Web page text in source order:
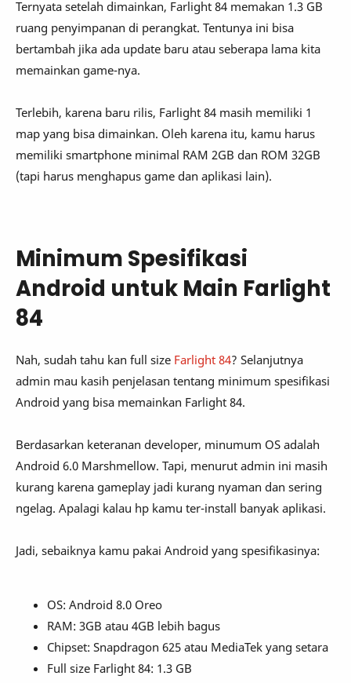
Ternyata setelah dimainkan, Farlight 84 memakan 1.3 GB
ruang penyimpanan di perangkat. Tentunya ini bisa
bertambah jika ada update baru atau seberapa lama kita
memainkan game-nya.
Terlebih, karena baru rilis, Farlight 84 masih memiliki 1
map yang bisa dimainkan. Oleh karena itu, kamu harus
memiliki smartphone minimal RAM 2GB dan ROM 32GB
(tapi harus menghapus game dan aplikasi lain).
Minimum Spesifikasi
Android untuk Main Farlight
84
Nah, sudah tahu kan full size Farlight 84? Selanjutnya
admin mau kasih penjelasan tentang minimum spesifikasi
Android yang bisa memainkan Farlight 84.
Berdasarkan keteranan developer, minumum OS adalah
Android 6.0 Marshmellow. Tapi, menurut admin ini masih
kurang karena gameplay jadi kurang nyaman dan sering
ngelag. Apalagi kalau hp kamu ter-install banyak aplikasi.
Jadi, sebaiknya kamu pakai Android yang spesifikasinya:
OS: Android 8.0 Oreo
RAM: 3GB atau 4GB lebih bagus
Chipset: Snapdragon 625 atau MediaTek yang setara
Full size Farlight 84: 1.3 GB